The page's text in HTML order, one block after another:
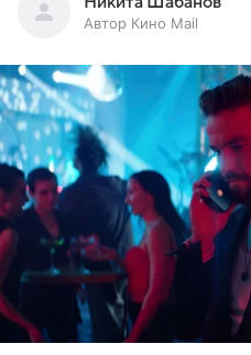
Автор Кино Mail